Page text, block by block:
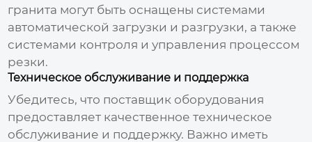
гранита могут быть оснащены системами
автоматической загрузки и разгрузки, а также
системами контроля и управления процессом
резки.
Техническое обслуживание и поддержка
Убедитесь, что поставщик оборудования
предоставляет качественное техническое
обслуживание и поддержку. Важно иметь